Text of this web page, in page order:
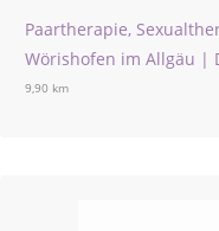
Paartherapie,
Wörishofen im Allgäu |
9,90 km